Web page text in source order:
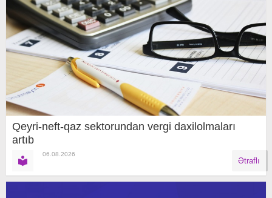
Qeyri-neft-qaz sektorundan vergi daxilolmaları
artıb
06.08.2026
Ətraflı